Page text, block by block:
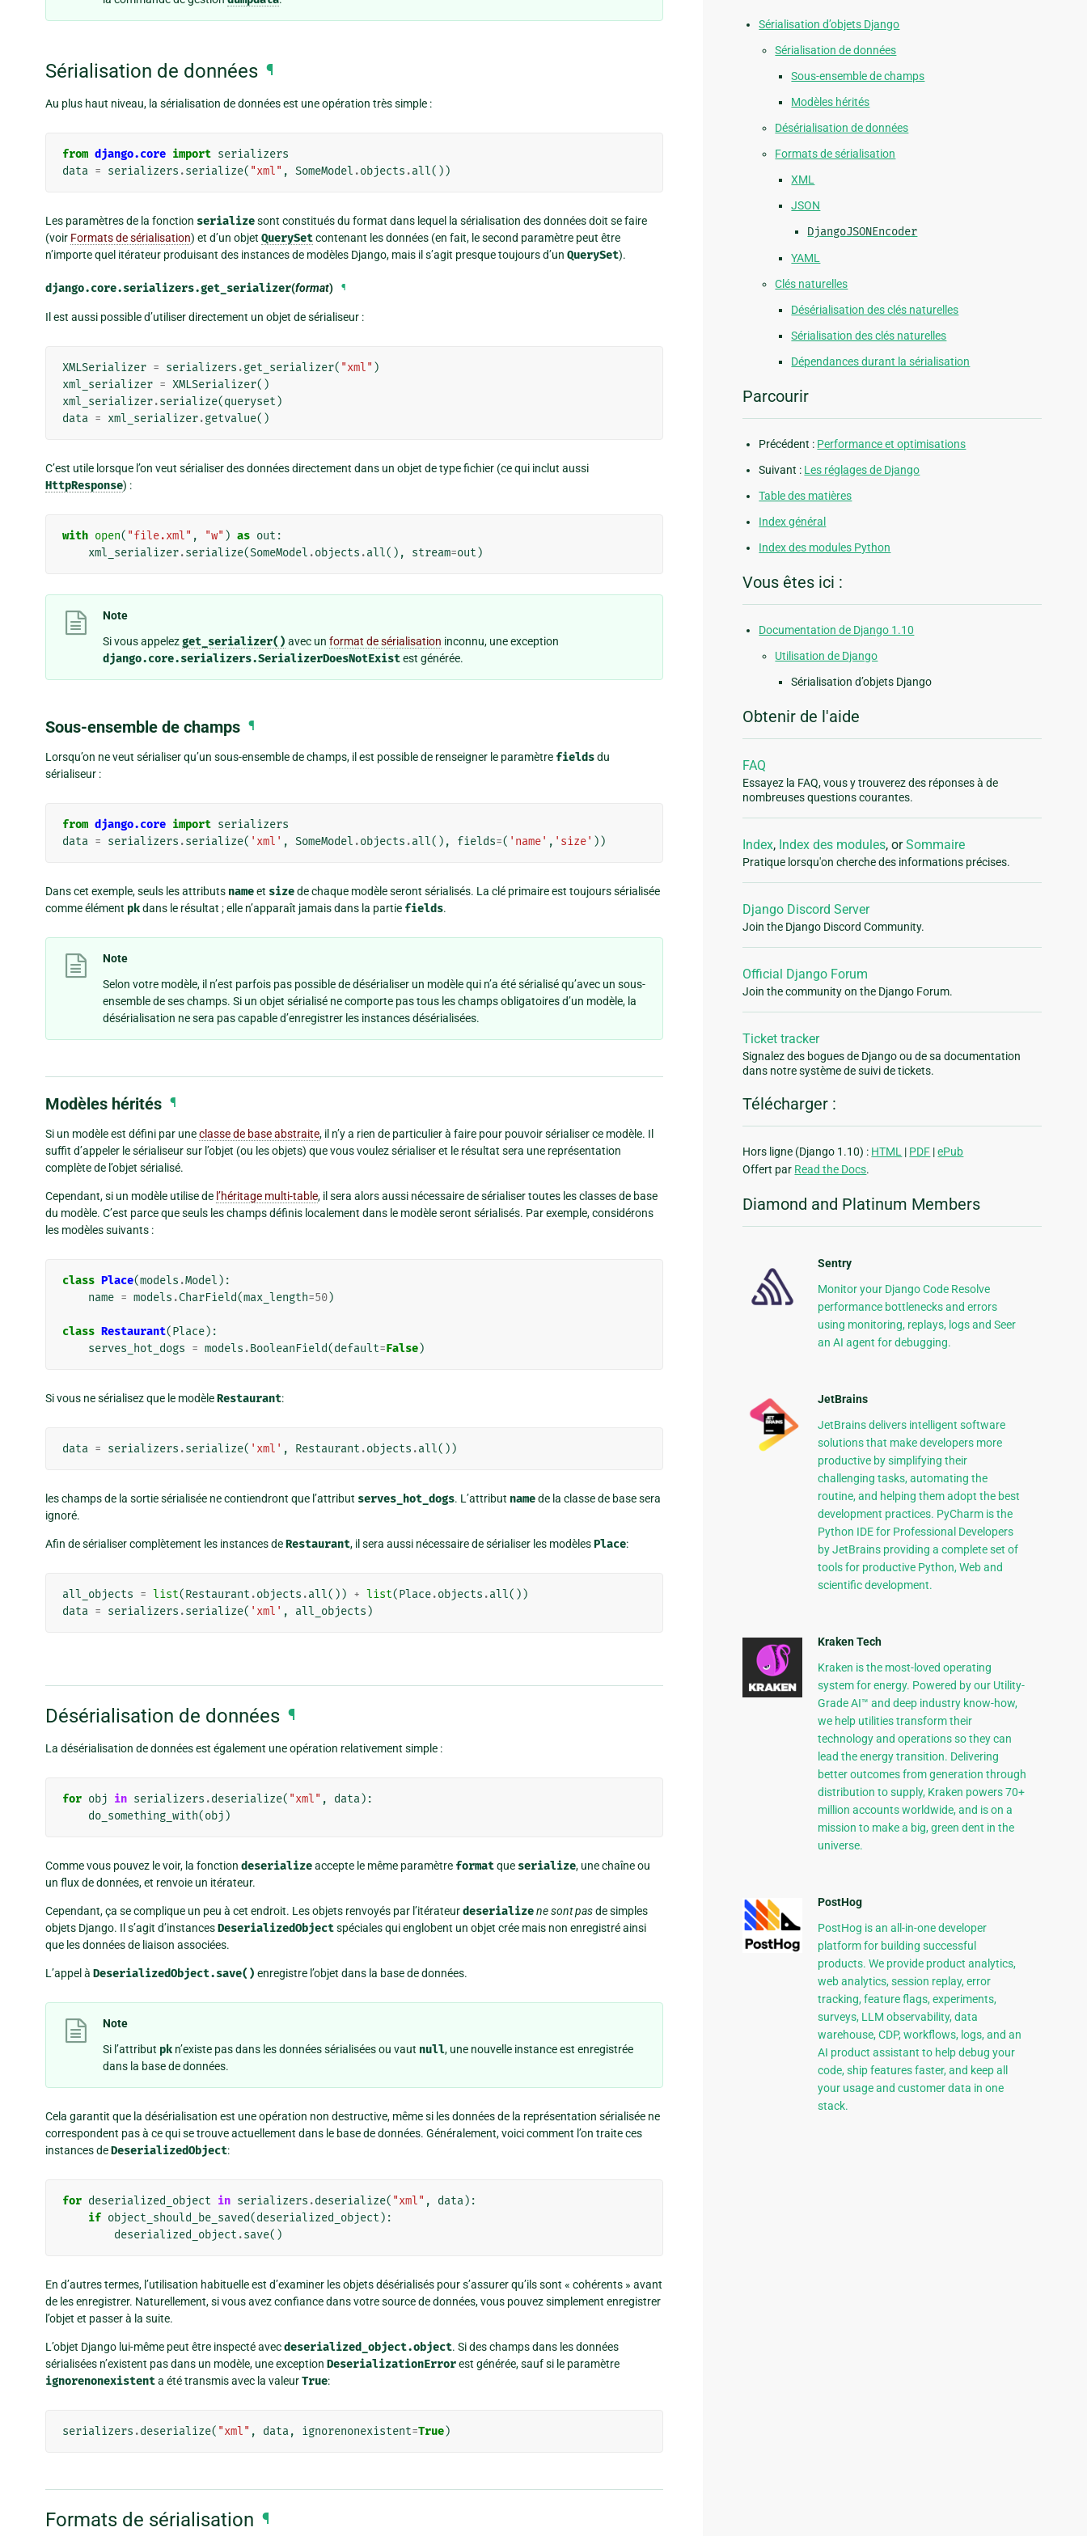
Sérialisation de données ¶
Au plus haut niveau, la sérialisation de données est une opération très simple :
from django.core import serializers
data = serializers .serialize( "xml" , SomeModel .objects .all())
Les paramètres de la fonction serializesont constitués du format dans lequel la sérialisation des données doit se faire
(voir Formats de sérialisation) et d’un objet QuerySetcontenant les données (en fait, le second paramètre peut être
n’importe quel itérateur produisant des instances de modèles Django, mais il s’agit presque toujours d’un QuerySet).
django.core.serializers.get_serializer(format) ¶
Il est aussi possible d’utiliser directement un objet de sérialiseur :
XMLSerializer = serializers .get_serializer( "xml" )
xml_serializer = XMLSerializer()
xml_serializer.serialize(queryset )
data = xml_serializer.getvalue()
C’est utile lorsque l’on veut sérialiser des données directement dans un objet de type fichier (ce qui inclut aussi
HttpResponse) :
with open( "file.xml" , "w" ) as out :
xml_serializer.serialize(SomeModel .objects .all(), stream=out )
Note
Si vous appelezget_serializer() avec un format de sérialisation inconnu, une exception
django.core.serializers.SerializerDoesNotExistest générée.
Sous-ensemble de champs ¶
Lorsqu’on ne veut sérialiser qu’un sous-ensemble de champs, il est possible de renseigner le paramètre fieldsdu
sérialiseur :
from django.core import serializers
data = serializers .serialize( 'xml' , SomeModel .objects .all(), fields=( 'name' , 'size' ))
Dans cet exemple, seuls les attributs nameet sizede chaque modèle seront sérialisés. La clé primaire est toujours sérialisée
comme élément pkdans le résultat ; elle n’apparaît jamais dans la partie fields.
Note
Selon votre modèle, il n’est parfois pas possible de désérialiser un modèle qui n’a été sérialisé qu’avec un sous-
ensemble de ses champs. Si un objet sérialisé ne comporte pas tous les champs obligatoires d’un modèle, la
désérialisation ne sera pas capable d’enregistrer les instances désérialisées.
Modèles hérités ¶
Si un modèle est défini par uneclasse de base abstraite, il n’y a rien de particulier à faire pour pouvoir sérialiser ce modèle. Il
suffit d’appeler le sérialiseur sur l’objet (ou les objets) que vous voulez sérialiser et le résultat sera une représentation
complète de l’objet sérialisé.
Cependant, si un modèle utilise de l’héritage multi-table, il sera alors aussi nécessaire de sérialiser toutes les classes de base
du modèle. C’est parce que seuls les champs définis localement dans le modèle seront sérialisés. Par exemple, considérons
les modèles suivants :
class Place(models .Model ):
name = models .CharField(max_length=50)
class Restaurant(Place):
serves_hot_dogs = models .BooleanField(default=False)
Si vous ne sérialisez que le modèleRestaurant:
data = serializers .serialize( 'xml' , Restaurant .objects .all())
les champs de la sortie sérialisée ne contiendront que l’attribut serves_hot_dogs. L’attribut namede la classe de base sera
ignoré.
Afin de sérialiser complètement les instances deRestaurant, il sera aussi nécessaire de sérialiser les modèlesPlace:
all_objects = list(Restaurant .objects .all()) + list(Place.objects .all())
data = serializers .serialize( 'xml' , all_objects )
Désérialisation de données ¶
La désérialisation de données est également une opération relativement simple :
for obj in serializers .deserialize( "xml" , data):
do_something_with(obj )
Comme vous pouvez le voir, la fonction deserializeaccepte le même paramètre formatque serialize, une chaîne ou
un flux de données, et renvoie un itérateur.
Cependant, ça se complique un peu à cet endroit. Les objets renvoyés par l’itérateurdeserializene sont pasde simples
objets Django. Il s’agit d’instancesDeserializedObjectspéciales qui englobent un objet crée mais non enregistré ainsi
que les données de liaison associées.
L’appel à DeserializedObject.save() enregistre l’objet dans la base de données.
Note
Si l’attribut pk n’existe pas dans les données sérialisées ou vaut null, une nouvelle instance est enregistrée
dans la base de données.
Cela garantit que la désérialisation est une opération non destructive, même si les données de la représentation sérialisée ne
correspondent pas à ce qui se trouve actuellement dans le base de données. Généralement, voici comment l’on traite ces
instances deDeserializedObject:
for deserialized_object in serializers .deserialize( "xml" , data):
if object_should_be_saved(deserialized_object ):
deserialized_object .save()
En d’autres termes, l’utilisation habituelle est d’examiner les objets désérialisés pour s’assurer qu’ils sont « cohérents » avant
de les enregistrer. Naturellement, si vous avez confiance dans votre source de données, vous pouvez simplement enregistrer
l’objet et passer à la suite.
L’objet Django lui-même peut être inspecté avecdeserialized_object.object. Si des champs dans les données
sérialisées n’existent pas dans un modèle, une exception DeserializationErrorest générée, sauf si le paramètre
ignorenonexistenta été transmis avec la valeurTrue:
serializers .deserialize( "xml" , data, ignorenonexistent=True)
Formats de sérialisation ¶
Sérialisation d’objets Django
Sérialisation de données
Sous-ensemble de champs
Modèles hérités
Désérialisation de données
Formats de sérialisation
XML
JSON
DjangoJSONEncoder
YAML
Clés naturelles
Désérialisation des clés naturelles
Sérialisation des clés naturelles
Dépendances durant la sérialisation
Parcourir
Précédent : Performance et optimisations
Suivant : Les réglages de Django
Table des matières
Index général
Index des modules Python
Vous êtes ici :
Documentation de Django 1.10
Utilisation de Django
Sérialisation d’objets Django
Obtenir de l'aide
FAQ
Essayez la FAQ, vous y trouverez des réponses à de
nombreuses questions courantes.
Index, Index des modules, orSommaire
Pratique lorsqu'on cherche des informations précises.
Django Discord Server
Join the Django Discord Community.
Official Django Forum
Join the community on the Django Forum.
Ticket tracker
Signalez des bogues de Django ou de sa documentation
dans notre système de suivi de tickets.
Télécharger :
Hors ligne (Django 1.10) : HTML | PDF |ePub
Offert par Read the Docs.
Diamond and Platinum Members
Sentry
Monitor your Django Code Resolve
performance bottlenecks and errors
using monitoring, replays, logs and Seer
an AI agent for debugging.
JetBrains
JetBrains delivers intelligent software
solutions that make developers more
productive by simplifying their
challenging tasks, automating the
routine, and helping them adopt the best
development practices. PyCharm is the
Python IDE for Professional Developers
by JetBrains providing a complete set of
tools for productive Python, Web and
scientific development.
Kraken Tech
Kraken is the most-loved operating
system for energy. Powered by our Utility-
Grade AI™ and deep industry know-how,
we help utilities transform their
technology and operations so they can
lead the energy transition. Delivering
better outcomes from generation through
distribution to supply, Kraken powers 70+
million accounts worldwide, and is on a
mission to make a big, green dent in the
universe.
PostHog
PostHog is an all-in-one developer
platform for building successful
products. We provide product analytics,
web analytics, session replay, error
tracking, feature flags, experiments,
surveys, LLM observability, data
warehouse, CDP, workflows, logs, and an
AI product assistant to help debug your
code, ship features faster, and keep all
your usage and customer data in one
stack.